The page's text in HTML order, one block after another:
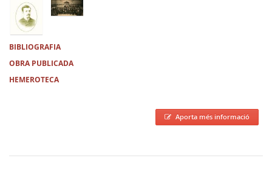
BIBLIOGRAFIA
OBRA PUBLICADA
HEMEROTECA
Aporta més informació